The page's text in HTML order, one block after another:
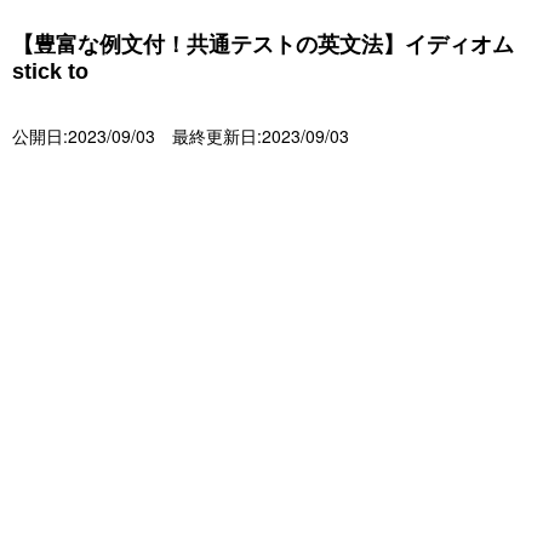
【豊富な例文付！共通テストの英文法】イディオム
stick to
公開日:2023/09/03 最終更新日:2023/09/03